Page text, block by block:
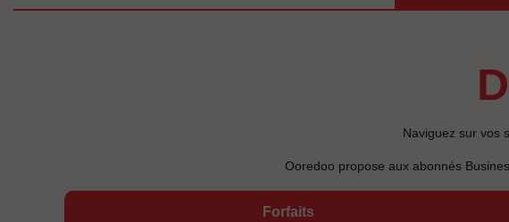
Naviguez sur vos
Ooredoo propose aux abonnés
Forfaits